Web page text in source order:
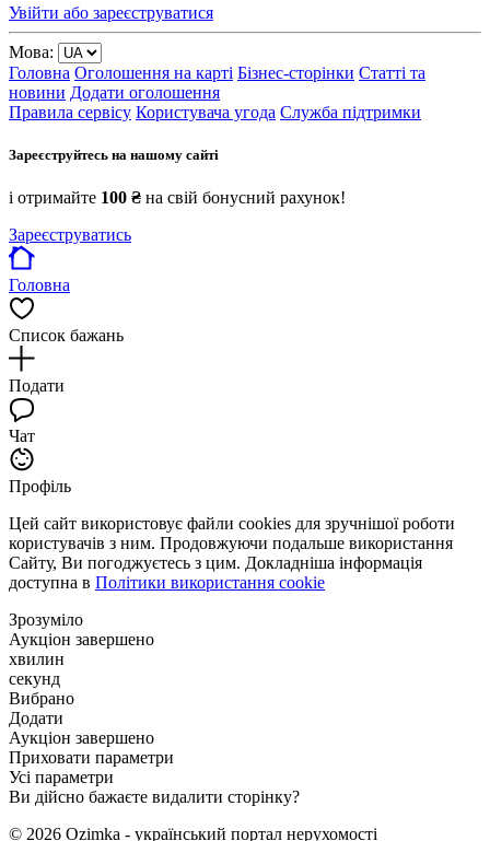
Увійти або зареєструватися
Мова:
Головна Оголошення на карті Бізнес-сторінки Статті та
новини Додати оголошення
Правила сервісу Користувача угода Служба підтримки
Зареєструйтесь на нашому сайті
і отримайте 100 ₴ на свій бонусний рахунок!
Зареєструватись
Головна
Список бажань
Подати
Чат
Профіль
Цей сайт використовує файли cookies для зручнішої роботи
користувачів з ним. Продовжуючи подальше використання
Сайту, Ви погоджуєтесь з цим. Докладніша інформація
доступна в Політики використання cookie
Зрозуміло
Аукціон завершено
хвилин
секунд
Вибрано
Додати
Аукціон завершено
Приховати параметри
Усі параметри
Ви дійсно бажаєте видалити сторінку?
© 2026 Ozimka - український портал нерухомості